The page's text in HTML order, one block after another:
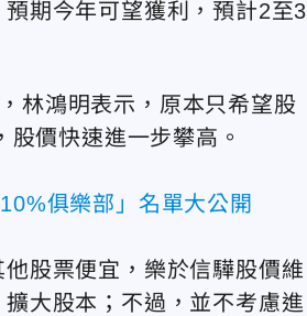
期今年可望獲利，預計2至3
林鴻明表示，原本只希望股
價快速進一步攀高。
俱樂部」名單大公開
股票便宜，樂於信驊股價維
大股本；不過，並不考慮進